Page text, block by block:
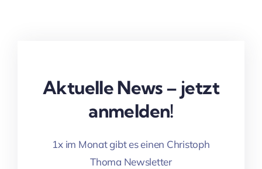
Aktuelle News – jetzt
anmelden!
1x im Monat gibt es einen Christoph
Thoma Newsletter